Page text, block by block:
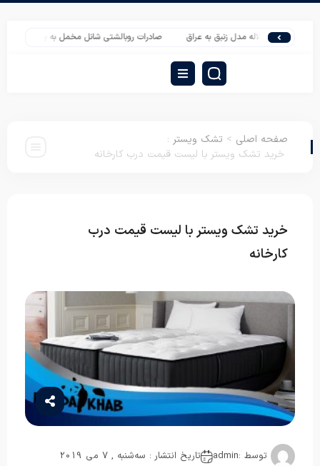
برند لاله مدل زنبق به عراق صادرات روبالشتی شانل مخمل به پاکستان
صفحه اصلی > تشک ویستر :
خرید تشک ویستر با لیست قیمت درب کارخانه
خرید تشک ویستر با لیست قیمت درب
کارخانه
توسط :admin
تاریخ انتشار : سه‌شنبه , 7 می 2019